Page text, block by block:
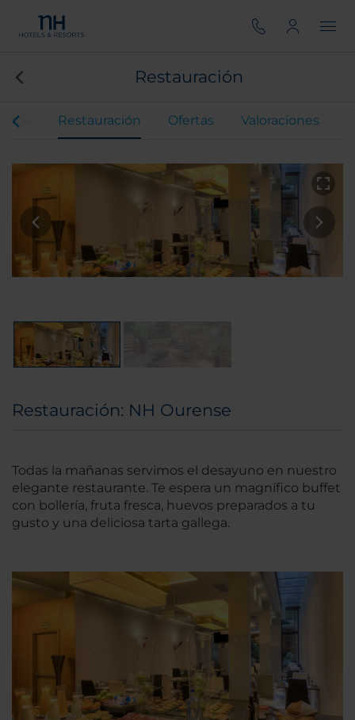
Restauración
Restauración Ofertas Valoraciones
Restauración: NH Ourense
Todas la mañanas servimos el desayuno en nuestro
elegante restaurante. Te espera un magnífico buffet
con bollería, fruta fresca, huevos preparados a tu
gusto y una deliciosa tarta gallega.